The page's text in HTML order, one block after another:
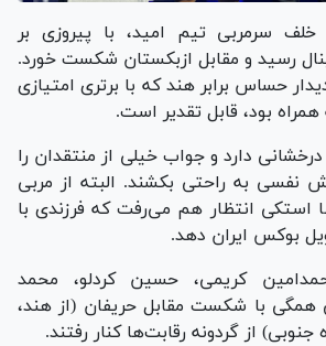
خلف سرمربی تیم امید، با پیروزی بر
رسید و مقابل ازبکستان شکست خورد.
حساس برابر هند که با برتری امتیازی
بود، قابل تقدیر است.
دارد و جواب خیلی از منتقدان را
نفسی به راحتی بکشند. البته از مربی
استکی انتظار هم می‌رفت که فرزندی با
بوکس ایران دهد.
کریمی، حسین کردلو، محمد
همگی با شکست مقابل حریفان (از هند،
از گردونه رقابت‌ها کنار رفتند.